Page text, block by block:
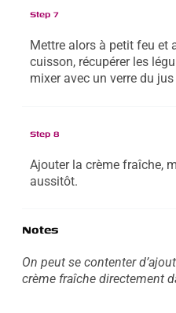
Step 7
Mettre alors à petit feu et
cuisson, récupérer les
mixer avec un verre du
Step 8
Ajouter la crème fraîche,
aussitôt.
Notes
On peut se contenter
crème fraîche directement